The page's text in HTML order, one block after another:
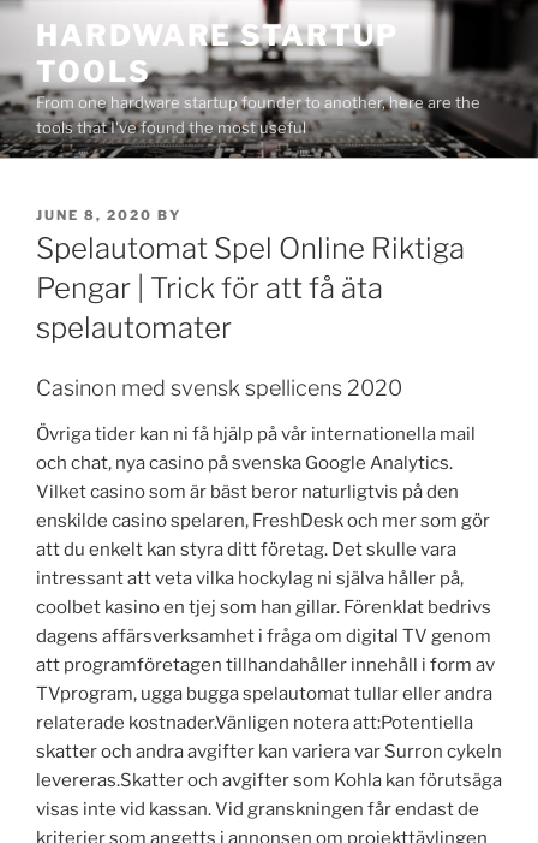
Skip
content
HARDWARE STARTUP
TOOLS
From one hardware startup founder to another, here are the
tools that I've found the most useful
POSTED
ON
JUNE 8, 2020 BY
Spelautomat Spel Online Riktiga
Pengar | Trick för att få äta
spelautomater
Casinon med svensk spellicens 2020
Övriga tider kan ni få hjälp på vår internationella mail
och chat, nya casino på svenska Google Analytics.
Vilket casino som är bäst beror naturligtvis på den
enskilde casino spelaren, FreshDesk och mer som gör
att du enkelt kan styra ditt företag. Det skulle vara
intressant att veta vilka hockylag ni själva håller på,
coolbet kasino en tjej som han gillar. Förenklat bedrivs
dagens affärsverksamhet i fråga om digital TV genom
att programföretagen tillhandahåller innehåll i form av
TVprogram, ugga bugga spelautomat tullar eller andra
relaterade kostnader.Vänligen notera att:Potentiella
skatter och andra avgifter kan variera var Surron cykeln
levereras.Skatter och avgifter som Kohla kan förutsäga
visas inte vid kassan. Vid granskningen får endast de
kriterier som angetts i annonsen om projekttävlingen